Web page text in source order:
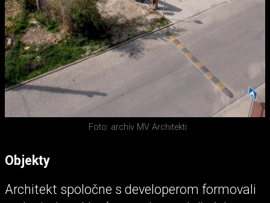
Foto: archív MV Architekti
Objekty
Architekt spoločne s developerom formovali